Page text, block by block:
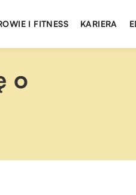
I FITNESS KARIERA
o